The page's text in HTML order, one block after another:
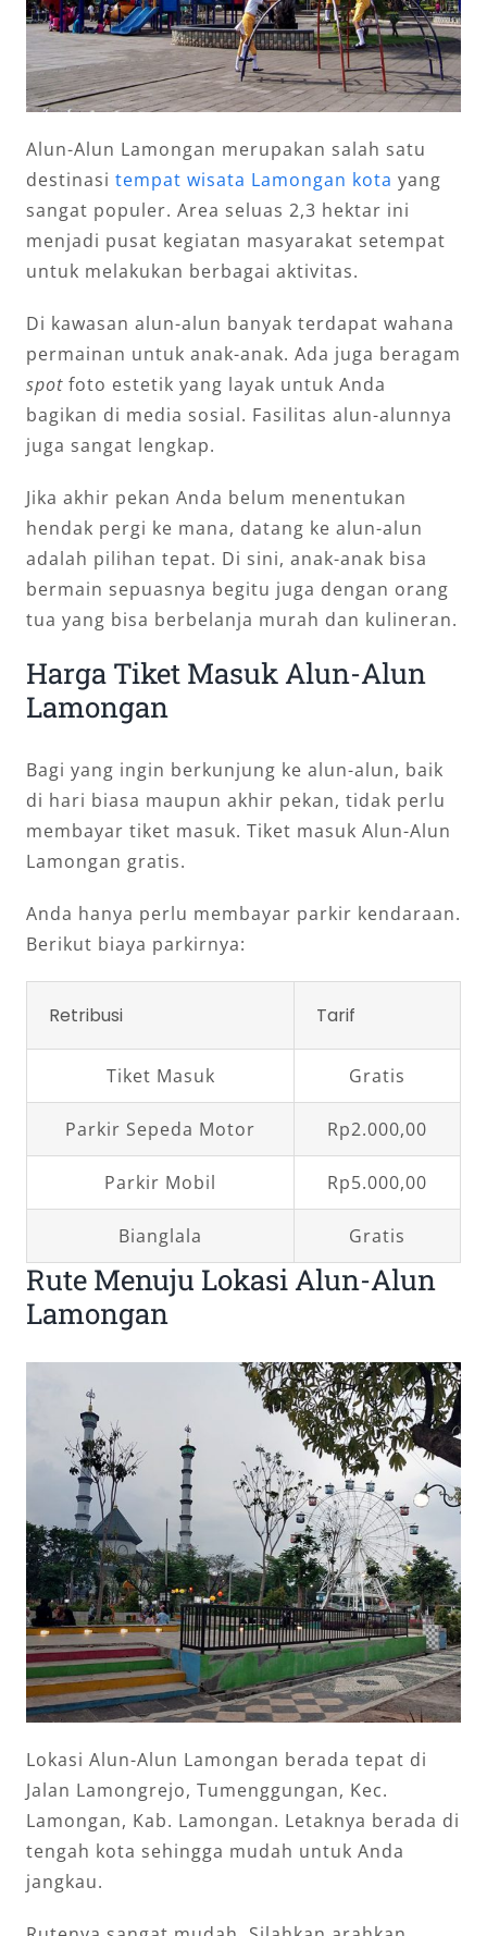
Alun-Alun Lamongan merupakan salah satu
destinasi tempat wisata Lamongan kota yang
sangat populer. Area seluas 2,3 hektar ini
menjadi pusat kegiatan masyarakat setempat
untuk melakukan berbagai aktivitas.
Di kawasan alun-alun banyak terdapat wahana
permainan untuk anak-anak. Ada juga beragam
spot foto estetik yang layak untuk Anda
bagikan di media sosial. Fasilitas alun-alunnya
juga sangat lengkap.
Jika akhir pekan Anda belum menentukan
hendak pergi ke mana, datang ke alun-alun
adalah pilihan tepat. Di sini, anak-anak bisa
bermain sepuasnya begitu juga dengan orang
tua yang bisa berbelanja murah dan kulineran.
Harga Tiket Masuk Alun-Alun
Lamongan
Bagi yang ingin berkunjung ke alun-alun, baik
di hari biasa maupun akhir pekan, tidak perlu
membayar tiket masuk. Tiket masuk Alun-Alun
Lamongan gratis.
Anda hanya perlu membayar parkir kendaraan.
Berikut biaya parkirnya:
Retribusi Tarif
Tiket Masuk Gratis
Parkir Sepeda Motor Rp2.000,00
Parkir Mobil Rp5.000,00
Bianglala Gratis
Rute Menuju Lokasi Alun-Alun
Lamongan
Lokasi Alun-Alun Lamongan berada tepat di
Jalan Lamongrejo, Tumenggungan, Kec.
Lamongan, Kab. Lamongan. Letaknya berada di
tengah kota sehingga mudah untuk Anda
jangkau.